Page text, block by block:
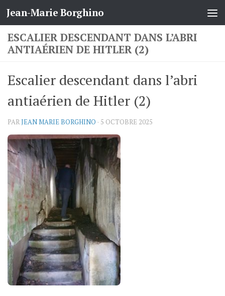
Skip to content
Jean-Marie Borghino
ESCALIER DESCENDANT DANS L’ABRI
ANTIAÉRIEN DE HITLER (2)
Escalier descendant dans l’abri
antiaérien de Hitler (2)
PARJEAN MARIE BORGHINO · 5 OCTOBRE 2025